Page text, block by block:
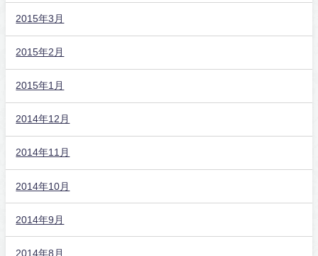
2015年3月
2015年2月
2015年1月
2014年12月
2014年11月
2014年10月
2014年9月
2014年8月